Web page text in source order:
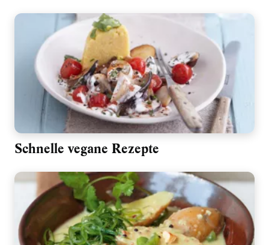
Schnelle vegane Rezepte